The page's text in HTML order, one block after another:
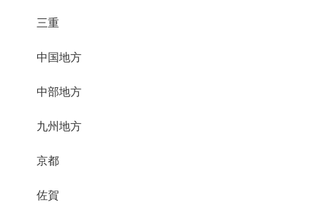
三重
中国地方
中部地方
九州地方
京都
佐賀